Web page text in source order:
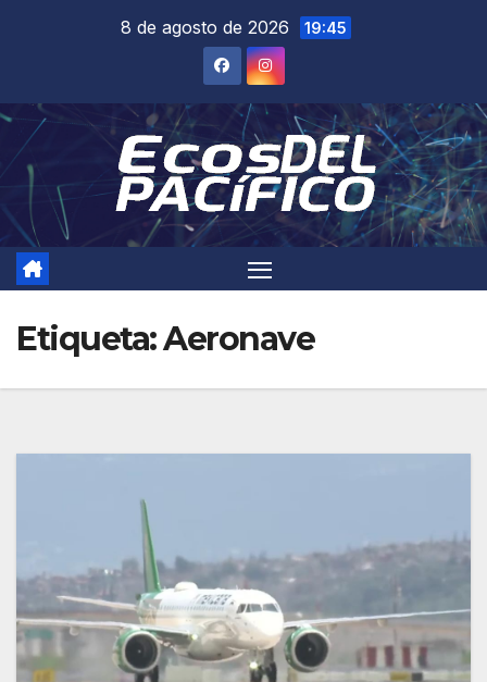
8 de agosto de 2026 19:45
Etiqueta:Aeronave